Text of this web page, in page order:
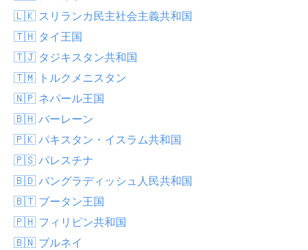
🇱🇰 スリランカ民主社会主義共和国
🇹🇭 タイ王国
🇹🇯 タジキスタン共和国
🇹🇲 トルクメニスタン
🇳🇵 ネパール王国
🇧🇭 バーレーン
🇵🇰 パキスタン・イスラム共和国
🇵🇸 パレスチナ
🇧🇩 バングラディッシュ人民共和国
🇧🇹 ブータン王国
🇵🇭 フィリピン共和国
🇧🇳 ブルネイ